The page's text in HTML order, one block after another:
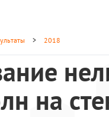
> 2018
на